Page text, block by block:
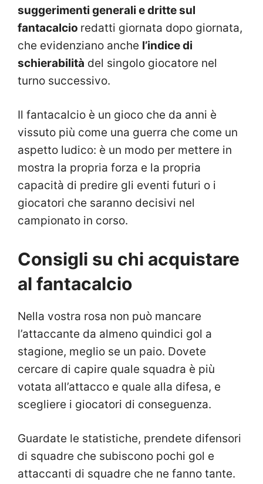
suggerimenti generali e dritte sul
fantacalcio redatti giornata dopo giornata,
che evidenziano anche l’indice di
schierabilità del singolo giocatore nel
turno successivo.
Il fantacalcio è un gioco che da anni è
vissuto più come una guerra che come un
aspetto ludico: è un modo per mettere in
mostra la propria forza e la propria
capacità di predire gli eventi futuri o i
giocatori che saranno decisivi nel
campionato in corso.
Consigli su chi acquistare
al fantacalcio
Nella vostra rosa non può mancare
l’attaccante da almeno quindici gol a
stagione, meglio se un paio. Dovete
cercare di capire quale squadra è più
votata all’attacco e quale alla difesa, e
scegliere i giocatori di conseguenza.
Guardate le statistiche, prendete difensori
di squadre che subiscono pochi gol e
attaccanti di squadre che ne fanno tante.